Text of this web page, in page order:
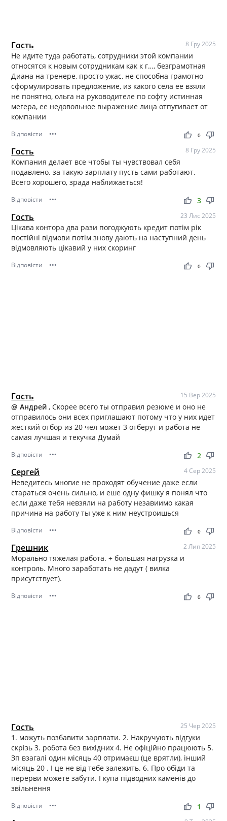
Гость 8 Гру 2025
Не идите туда работать, сотрудники этой компании
относятся к новым сотрудникам как к г…, безграмотная
Диана на тренере, просто ужас, не способна грамотно
сформулировать предложение, из какого села ее взяли
не понятно, ольга на руководителе по софту истинная
мегера, ее недовольное выражение лица отпугивает от
компании
Відповісти ••• thumb_up thumb_down
0
Гость 8 Гру 2025
Компания делает все чтобы ты чувствовал себя
подавлено. за такую зарплату пусть сами работают.
Всего хорошего, зрада наближається!
Відповісти ••• thumb_up thumb_down
3
Гость 23 Лис 2025
Цікава контора два рази погоджують кредит потім рік
постійні відмови потім знову дають на наступний день
відмовляють цікавий у них скоринг
Відповісти ••• thumb_up thumb_down
0
Гость 15 Вер 2025
@ Андрей, Скорее всего ты отправил резюме и оно не
отправилось они всех приглашают потому что у них идет
жесткий отбор из 20 чел может 3 отберут и работа не
самая лучшая и текучка Думай
Відповісти ••• thumb_up thumb_down
2
Сергей 4 Сер 2025
Неведитесь многие не проходят обучение даже если
стараться очень сильно, и еше одну фишку я понял что
если даже тебя невзяли на работу незавиимо какая
причина на работу ты уже к ним неустроишься
Відповісти ••• thumb_up thumb_down
0
Грешник 2 Лип 2025
Морально тяжелая работа. + большая нагрузка и
контроль. Много заработать не дадут ( вилка
присутствует).
Відповісти ••• thumb_up thumb_down
0
Гость 25 Чер 2025
1. можуть позбавити зарплати. 2. Накручують відгуки
скрізь 3. робота без вихідних 4. Не офіційно працюють 5.
Зп взагалі один місяць 40 отримаєш (це врятли), інший
місяць 20 . І це не від тебе залежить. 6. Про обіди та
перерви можете забути. І купа підводних каменів до
звільнення
Відповісти ••• thumb_up thumb_down
1